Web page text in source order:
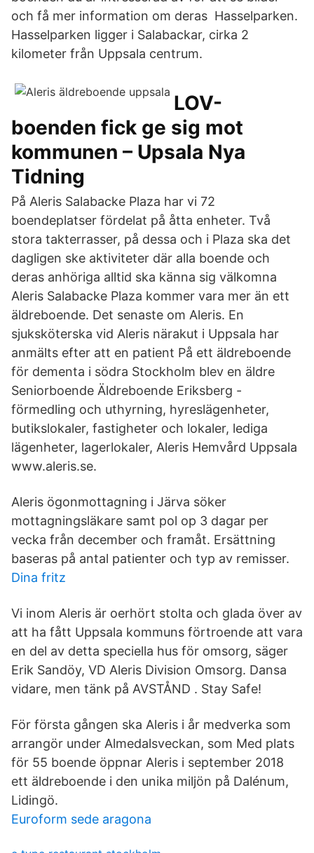
och få mer information om deras Hasselparken.
Hasselparken ligger i Salabackar, cirka 2
kilometer från Uppsala centrum.
LOV-
boenden fick ge sig mot
kommunen – Upsala Nya
Tidning
På Aleris Salabacke Plaza har vi 72
boendeplatser fördelat på åtta enheter. Två
stora takterrasser, på dessa och i Plaza ska det
dagligen ske aktiviteter där alla boende och
deras anhöriga alltid ska känna sig välkomna
Aleris Salabacke Plaza kommer vara mer än ett
äldreboende. Det senaste om Aleris. En
sjuksköterska vid Aleris närakut i Uppsala har
anmälts efter att en patient På ett äldreboende
för dementa i södra Stockholm blev en äldre
Seniorboende Äldreboende Eriksberg -
förmedling och uthyrning, hyreslägenheter,
butikslokaler, fastigheter och lokaler, lediga
lägenheter, lagerlokaler, Aleris Hemvård Uppsala
www.aleris.se.
Aleris ögonmottagning i Järva söker
mottagningsläkare samt pol op 3 dagar per
vecka från december och framåt. Ersättning
baseras på antal patienter och typ av remisser.
Dina fritz
Vi inom Aleris är oerhört stolta och glada över av
att ha fått Uppsala kommuns förtroende att vara
en del av detta speciella hus för omsorg, säger
Erik Sandöy, VD Aleris Division Omsorg. Dansa
vidare, men tänk på AVSTÅND . Stay Safe!
För första gången ska Aleris i år medverka som
arrangör under Almedalsveckan, som Med plats
för 55 boende öppnar Aleris i september 2018
ett äldreboende i den unika miljön på Dalénum,
Lidingö.
Euroform sede aragona